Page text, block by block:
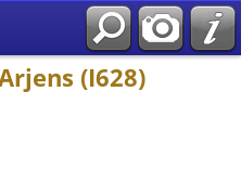
(I628)